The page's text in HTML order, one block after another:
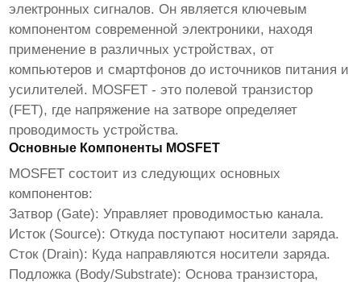
электронных сигналов. Он является ключевым
компонентом современной электроники, находя
применение в различных устройствах, от
компьютеров и смартфонов до источников питания и
усилителей. MOSFET - это полевой транзистор
(FET), где напряжение на затворе определяет
проводимость устройства.
Основные Компоненты MOSFET
MOSFET состоит из следующих основных
компонентов:
Затвор (Gate): Управляет проводимостью канала.
Исток (Source): Откуда поступают носители заряда.
Сток (Drain): Куда направляются носители заряда.
Подложка (Body/Substrate): Основа транзистора,